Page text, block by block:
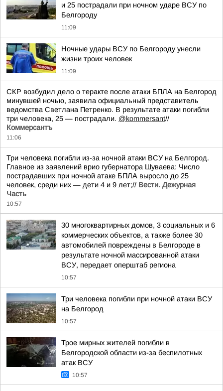
и 25 пострадали при ночном ударе ВСУ по
Белгороду
11:09
Ночные удары ВСУ по Белгороду унесли
жизни троих человек
11:09
СКР возбудил дело о теракте после атаки БПЛА на Белгород
минувшей ночью, заявила официальный представитель
ведомства Светлана Петренко. В результате атаки погибли
три человека, 25 — пострадали. @kommersant//
Коммерсантъ
11:06
Три человека погибли из-за ночной атаки ВСУ на Белгород.
Главное из заявлений врио губернатора Шуваева: Число
пострадавших при ночной атаке БПЛА выросло до 25
человек, среди них — дети 4 и 9 лет;// Вести. Дежурная
Часть
10:57
30 многоквартирных домов, 3 социальных и 6
коммерческих объектов, а также более 30
автомобилей повреждены в Белгороде в
результате ночной массированной атаки
ВСУ, передает оперштаб региона
10:57
Три человека погибли при ночной атаки ВСУ
на Белгород
10:57
Трое мирных жителей погибли в
Белгородской области из-за беспилотных
атак ВСУ
10:57